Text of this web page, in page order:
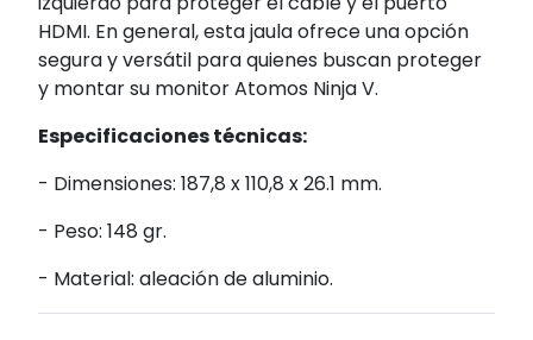
HDMI. En general, esta jaula ofrece una opción
segura y versátil para quienes buscan proteger
y montar su monitor Atomos Ninja V.
Especificaciones técnicas:
- Dimensiones: 187,8 x 110,8 x 26.1 mm.
- Peso: 148 gr.
- Material: aleación de aluminio.